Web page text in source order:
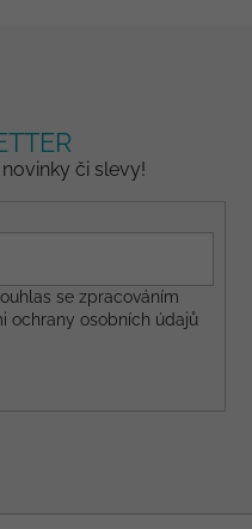
či slevy!
se zpracováním
ochrany osobních údajů